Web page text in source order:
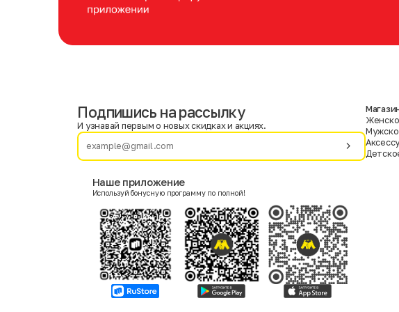
Фамилия
Женский
Согласие на получение чеков по электронной почте
Подпишись на рассылку
И узнавай первым о новых скидках и акциях.
Наше приложение
Используй бонусную программу по полной!